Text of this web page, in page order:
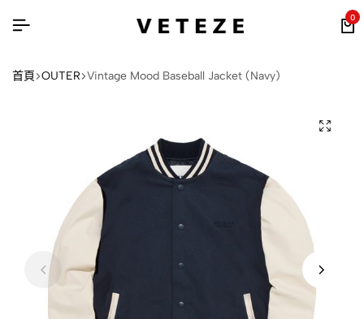
0
首頁 OUTER Vintage Mood Baseball Jacket (Navy)